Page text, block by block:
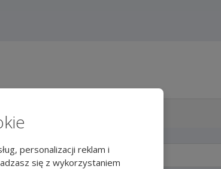
personalizacji reklam i
się z wykorzystaniem